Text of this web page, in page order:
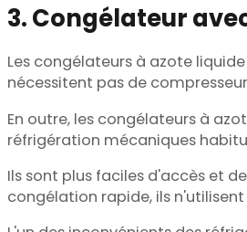
3. Congélateur
Les congélateurs à azote
nécessitent pas de
En outre, les congélateurs à
réfrigération mécaniques
Ils sont plus faciles d'accès et
congélation rapide, ils